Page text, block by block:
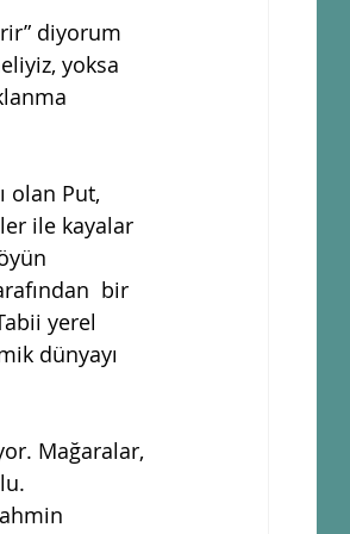
diyorum
yoksa
olan Put,
ile kayalar
bir
yerel
dünyayı
Mağaralar,